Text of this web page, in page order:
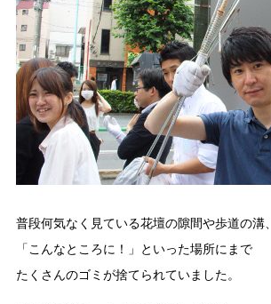
普段何気なく見ている花壇の隙間や歩道の溝、
「こんなところに！」といった場所にまで
たくさんのゴミが捨てられていました。